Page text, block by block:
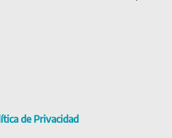
de Privacidad